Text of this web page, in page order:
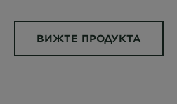
ВИЖТЕ ПРОДУКТА